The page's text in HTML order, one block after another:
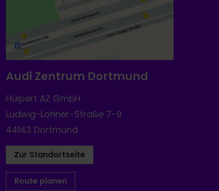
Audi Zentrum Dortmund
Hülpert AZ GmbH
Ludwig-Lohner-Straße 7-9
44143 Dortmund
Zur Standortseite
Route planen